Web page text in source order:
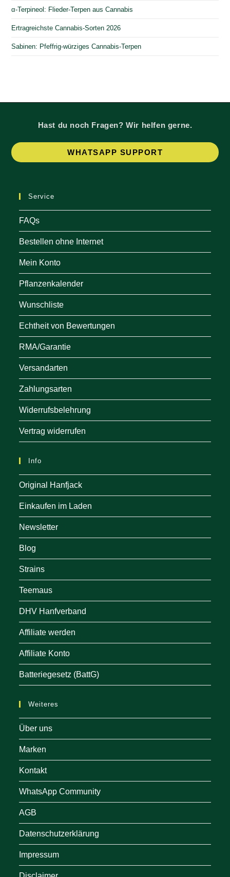
α-Terpineol: Flieder-Terpen aus Cannabis
Ertragreichste Cannabis-Sorten 2026
Sabinen: Pfeffrig-würziges Cannabis-Terpen
Hast du noch Fragen? Wir helfen gerne.
WHATSAPP SUPPORT
Service
FAQs
Bestellen ohne Internet
Mein Konto
Pflanzenkalender
Wunschliste
Echtheit von Bewertungen
RMA/Garantie
Versandarten
Zahlungsarten
Widerrufsbelehrung
Vertrag widerrufen
Info
Original Hanfjack
Einkaufen im Laden
Newsletter
Blog
Strains
Teemaus
DHV Hanfverband
Affiliate werden
Affiliate Konto
Batteriegesetz (BattG)
Weiteres
Über uns
Marken
Kontakt
WhatsApp Community
AGB
Datenschutzerklärung
Impressum